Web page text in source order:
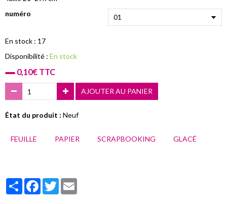
numéro
En stock : 17
Disponibilité : En stock
0,10€ TTC
AJOUTER AU PANIER
État du produit : Neuf
FEUILLE PAPIER SCRAPBOOKING GLACÉ
PartagerFacebook
Twitter